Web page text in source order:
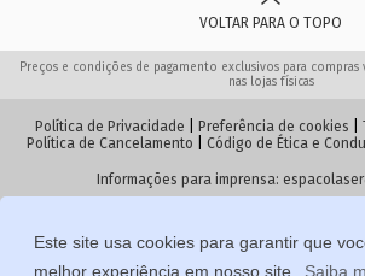
Este site usa cookies para garantir que
melhor experiência em nosso site.
Saiba
VOLTAR PARA O TOPO
Preços e condições de pagamento exclusivos para
nas lojas físicas
Política de Privacidade Preferência de cookies
Política de Cancelamento
Código de Ética e
Informações para imprensa:
© 2026 Espaçolaser. Todos os